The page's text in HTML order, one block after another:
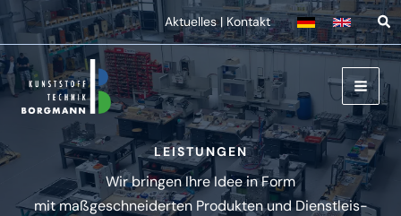
Zum
Inhalt
springen
Aktuelles| Kontakt
LEISTUNGEN
Wir bringen Ihre Idee in Form
mit maßge­schnei­derten Produkten und Dienst­leis­